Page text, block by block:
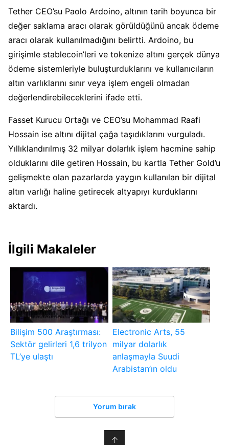
Tether CEO’su Paolo Ardoino, altının tarih boyunca bir
değer saklama aracı olarak görüldüğünü ancak ödeme
aracı olarak kullanılmadığını belirtti. Ardoino, bu
girişimle stablecoin’leri ve tokenize altını gerçek dünya
ödeme sistemleriyle buluşturduklarını ve kullanıcıların
altın varlıklarını sınır veya işlem engeli olmadan
değerlendirebileceklerini ifade etti.
Fasset Kurucu Ortağı ve CEO’su Mohammad Raafi
Hossain ise altını dijital çağa taşıdıklarını vurguladı.
Yıllıklandırılmış 32 milyar dolarlık işlem hacmine sahip
olduklarını dile getiren Hossain, bu kartla Tether Gold’u
gelişmekte olan pazarlarda yaygın kullanılan bir dijital
altın varlığı haline getirecek altyapıyı kurduklarını
aktardı.
İlgili Makaleler
Bilişim 500 Araştırması:
Sektör gelirleri 1,6 trilyon
TL’ye ulaştı
Electronic Arts, 55
milyar dolarlık
anlaşmayla Suudi
Arabistan’ın oldu
Yorum bırak
↑